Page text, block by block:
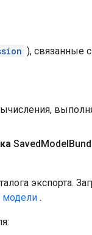
), связанные
SavedModel
экспорта.
модели .